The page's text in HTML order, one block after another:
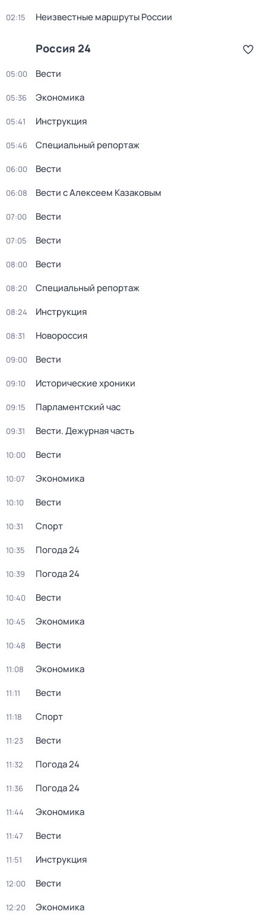
02:15 Неизвестные маршруты России
Россия 24
05:00 Вести
05:36 Экономика
05:41 Инструкция
05:46 Специальный репортаж
06:00 Вести
06:08 Вести с Алексеем Казаковым
07:00 Вести
07:05 Вести
08:00 Вести
08:20 Специальный репортаж
08:24 Инструкция
08:31 Новороссия
09:00 Вести
09:10 Исторические хроники
09:15 Парламентский час
09:31 Вести. Дежурная часть
10:00 Вести
10:07 Экономика
10:10 Вести
10:31 Спорт
10:35 Погода 24
10:39 Погода 24
10:40 Вести
10:45 Экономика
10:48 Вести
11:08 Экономика
11:11 Вести
11:18 Спорт
11:23 Вести
11:32 Погода 24
11:36 Погода 24
11:44 Экономика
11:47 Вести
11:51 Инструкция
12:00 Вести
12:20 Экономика